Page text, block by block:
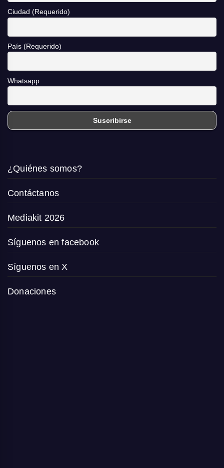
Ciudad (Requerido)
País (Requerido)
Whatsapp
¿Quiénes somos?
Contáctanos
Mediakit 2026
Síguenos en facebook
Síguenos en X
Donaciones